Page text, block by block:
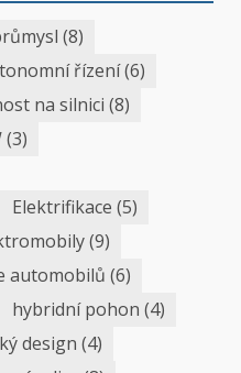
(8)
řízení(6)
na silnici (8)
(3)
Elektrifikace (5)
(9)
automobilů (6)
hybridní pohon (4)
design (4)